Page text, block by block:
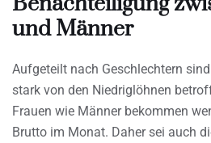
und Männer
Aufgeteilt nach Geschlechtern
stark von den Niedriglöhnen
Frauen wie Männer bekommen
Brutto im Monat. Daher sei auch